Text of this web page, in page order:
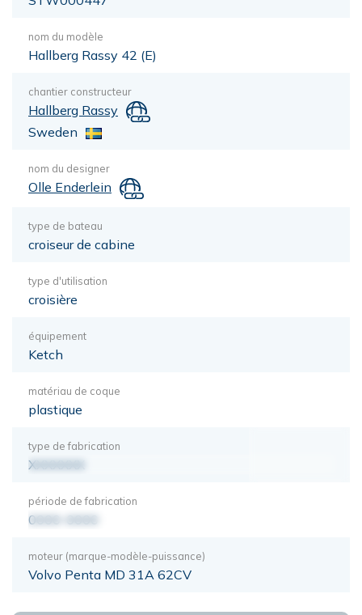
nom du modèle
Hallberg Rassy 42 (E)
chantier constructeur
Hallberg Rassy
Sweden
nom du designer
Olle Enderlein
type de bateau
croiseur de cabine
type d'utilisation
croisière
équipement
Ketch
matériau de coque
plastique
type de fabrication
XXXXXXX
période de fabrication
0000-0000
moteur (marque-modèle-puissance)
Volvo Penta MD 31A 62CV